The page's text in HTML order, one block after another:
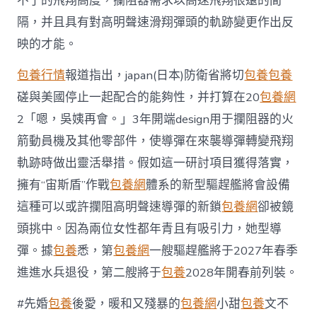
高
明
導
彈〉
中
隔，并且具有對高明聲速滑翔彈頭的軌跡變更作出反
映的才能。
包養行情報道指出，japan(日本)防衛省將切包養包養
磋與美國停止一起配合的能夠性，并打算在20包養網
2「嗯，吳姨再會。」3年開端design用于攔阻器的火
箭動員機及其他零部件，使導彈在來襲導彈轉變飛翔
軌跡時做出靈活舉措。假如這一研討項目獲得落實，
擁有“宙斯盾”作戰包養網體系的新型驅趕艦將會設備
這種可以或許攔阻高明聲速導彈的新鎖包養網卻被鏡
頭挑中。因為兩位女性都年青且有吸引力，她型導
彈。據包養悉，第包養網一艘驅趕艦將于2027年春季
進進水兵退役，第二艘將于包養2028年開春前列裝。
#先婚包養後愛，暖和又殘暴的包養網小甜包養文不